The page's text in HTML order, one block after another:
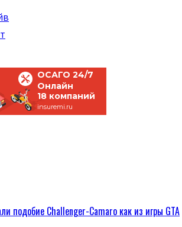
ОСАГО 24/7
Онлайн
18 компаний
insuremi.ru
подобие Challenger-Camaro как из игры GTA